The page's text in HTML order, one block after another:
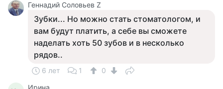
Геннадий Соловьев Z
Зубки... Но можно стать стоматологом, и
вам будут платить, а себе вы сможете
наделать хоть 50 зубов и в несколько
рядов..
6 лет 1 0
Ирина